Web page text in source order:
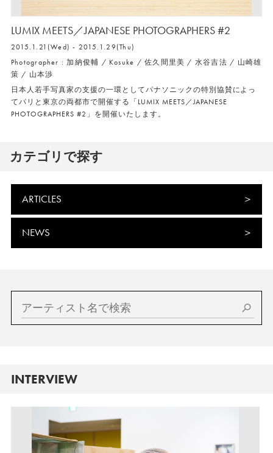
LUMIX MEETS／JAPANESE PHOTOGRAPHERS #2
2015.1.21(Wed) - 2015.1.29(Thu)
Photographer : 加納俊輔 / Kosuke / 佐久間里美 / 水谷吉法 / 山崎雄
策 / 山本渉
日本人若手写真家の支援の一環としてパナソニックの特別協賛によっ
てパリと東京の両都市で開催する「LUMIX MEETS／JAPANESE
PHOTOGRAPHERS #2」を開催いたします。
カテゴリで探す
ARTICLES
NEWS
INTERVIEW